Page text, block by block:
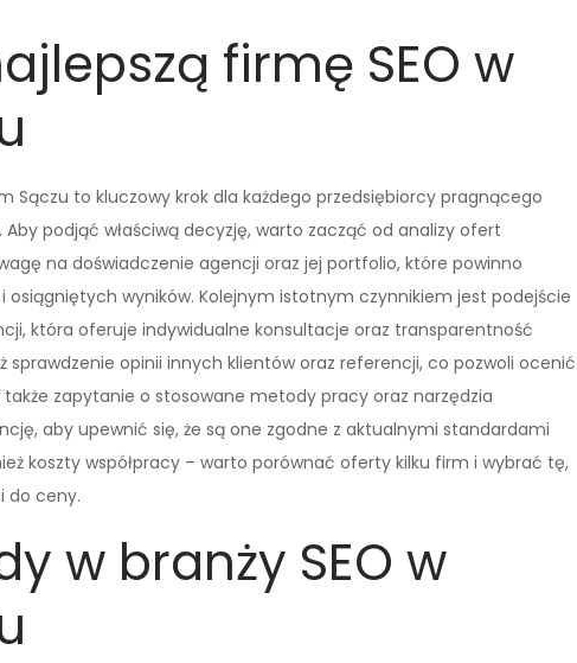
firmę SEO w
Sączu to kluczowy krok dla każdego przedsiębiorcy pragnącego
podjąć właściwą decyzję, warto zacząć od analizy ofert
na doświadczenie agencji oraz jej portfolio, które powinno
osiągniętych wyników. Kolejnym istotnym czynnikiem jest podejście
która oferuje indywidualne konsultacje oraz transparentność
sprawdzenie opinii innych klientów oraz referencji, co pozwoli ocenić
także zapytanie o stosowane metody pracy oraz narzędzia
aby upewnić się, że są one zgodne z aktualnymi standardami
koszty współpracy – warto porównać oferty kilku firm i wybrać tę,
do ceny.
w branży SEO w